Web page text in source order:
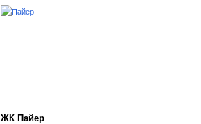
ЖК Пайер